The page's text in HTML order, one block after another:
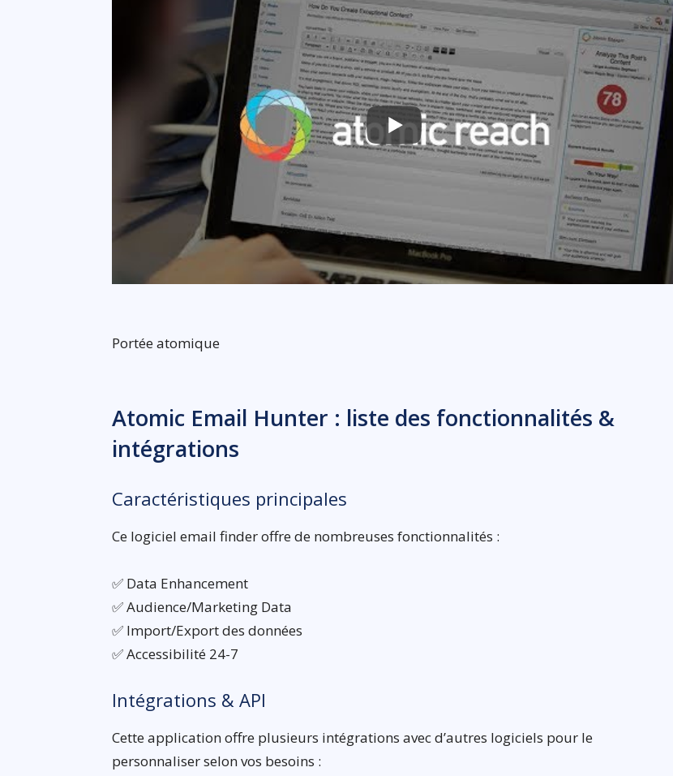
Portée atomique
Atomic Email Hunter : liste des fonctionnalités &
intégrations
Caractéristiques principales
Ce logiciel email finder offre de nombreuses fonctionnalités :
✅ Data Enhancement
✅ Audience/Marketing Data
✅ Import/Export des données
✅ Accessibilité 24-7
Intégrations & API
Cette application offre plusieurs intégrations avec d’autres logiciels pour le
personnaliser selon vos besoins :